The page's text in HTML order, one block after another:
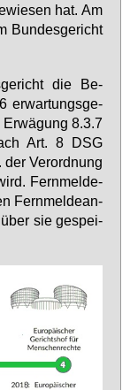
hat. Am
Bun­des­ge­richt
die Be­
er­war­tungs­ge­
8.3.7
Art. 8 DSG
der Ver­ord­nung
Fern­mel­de­
Fern­mel­de­an­
über sie ge­spei­